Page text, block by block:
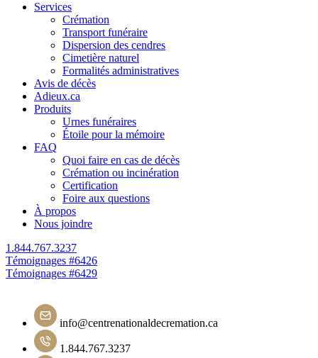
Services
Crémation
Transport funéraire
Dispersion des cendres
Cimetière naturel
Formalités administratives
Avis de décès
Adieux.ca
Produits
Urnes funéraires
Étoile pour la mémoire
FAQ
Quoi faire en cas de décès
Crémation ou incinération
Certification
Foire aux questions
À propos
Nous joindre
1.844.767.3237
Navigation
de
l'article
Témoignages #6426
Témoignages #6429
info@centrenationaldecremation.ca
1.844.767.3237